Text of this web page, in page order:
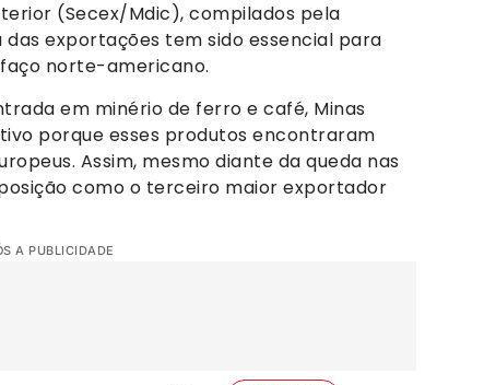
(Secex/Mdic), compilados pela
das exportações tem sido essencial para
norte-americano.
em minério de ferro e café, Minas
porque esses produtos encontraram
Assim, mesmo diante da queda nas
como o terceiro maior exportador
A PUBLICIDADE